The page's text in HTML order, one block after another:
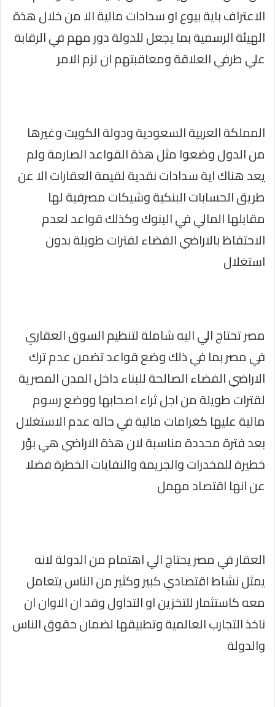
الاعتراف باية بيوع او سدادات مالية الا من خلال هذة
الهيئة الرسمية بما يجعل للدولة دور مهم في الرقابة
علي طرفي العلاقة ومعاقبتهم ان لزم الامر
المملكة العربية السعودية ودولة الكويت وغيرها
من الدول وضعوا مثل هذة القواعد الصارمة ولم
يعد هناك اية سدادات نقدية لقيمة العقارات الا عن
طريق الحسابات البنكية وشيكات مصرفية لها
مقابلها المالي في البنوك وكذلك قواعد لعدم
الاحتفاظ بالاراضي الفضاء لفترات طويلة بدون
استغلال
مصر تحتاج الي اليه شاملة لتنظيم السوق العقاري
في مصر بما في ذلك وضع قواعد تضمن عدم ترك
الاراضي الفضاء الصالحة للبناء داخل المدن المصرية
لقترات طويلة من اجل ثراء اصحابها ووضع رسوم
مالية عليها كغرامات مالية في حاله عدم الاستغلال
بعد فترة محددة مناسبة لان هذة الاراضي هي بؤر
خطيرة للمخدرات والجريمة والنفايات الخطرة فضلا
عن انها اقتصاد مهمل
العقار في مصر يحتاج الي اهتمام من الدولة لانه
يمثل نشاط اقتصادي كبير وكثير من الناس يتعامل
معه كاستثمار للتخزين او التداول وقد ان الاوان ان
ناخذ التجارب العالمية وتطبيقها لضمان حقوق الناس
والدولة